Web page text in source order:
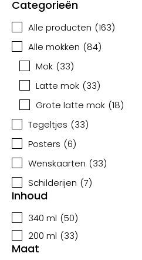
Categorieën
Alle producten (163)
Alle mokken (84)
Mok (33)
Latte mok (33)
Grote latte mok (18)
Tegeltjes (33)
Posters (6)
Wenskaarten (33)
Schilderijen (7)
Inhoud
340 ml (50)
200 ml (33)
Maat